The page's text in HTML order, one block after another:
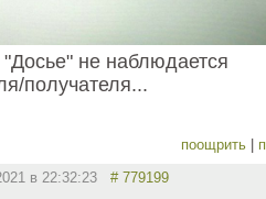
не наблюдается
получателя...
поощрить |
в 22:32:23 # 779199